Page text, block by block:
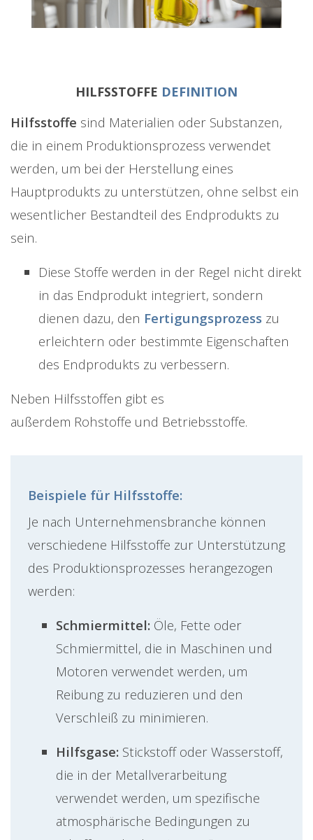
HILFSSTOFFE DEFINITION
Hilfsstoffe sind Materialien oder Substanzen,
die in einem Produktionsprozess verwendet
werden, um bei der Herstellung eines
Hauptprodukts zu unterstützen, ohne selbst ein
wesentlicher Bestandteil des Endprodukts zu
sein.
Diese Stoffe werden in der Regel nicht direkt
in das Endprodukt integriert, sondern
dienen dazu, den Fertigungsprozess zu
erleichtern oder bestimmte Eigenschaften
des Endprodukts zu verbessern.
Neben Hilfsstoffen gibt es
außerdem Rohstoffe und Betriebsstoffe.
Beispiele für Hilfsstoffe:
Je nach Unternehmensbranche können
verschiedene Hilfsstoffe zur Unterstützung
des Produktionsprozesses herangezogen
werden:
Schmiermittel: Öle, Fette oder
Schmiermittel, die in Maschinen und
Motoren verwendet werden, um
Reibung zu reduzieren und den
Verschleiß zu minimieren.
Hilfsgase: Stickstoff oder Wasserstoff,
die in der Metallverarbeitung
verwendet werden, um spezifische
atmosphärische Bedingungen zu